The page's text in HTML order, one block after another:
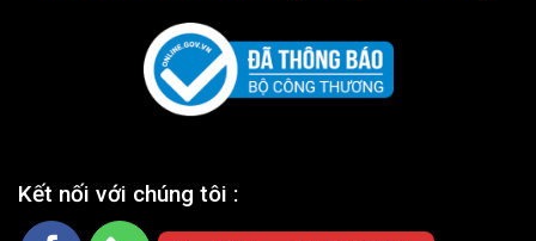
Kết nối với chúng tôi :